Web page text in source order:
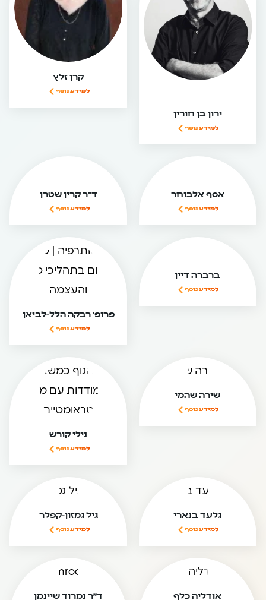
ירון בן חורין
למידע נוסף
קרן זלץ
למידע נוסף
אסף אלבוחר
למידע נוסף
ד״ר קרין שטרן
למידע נוסף
ברברה דיין
למידע נוסף
פרופ' רבקה הלל-לביאן
למידע נוסף
שירה שהמי
למידע נוסף
נילי קורש
למידע נוסף
גלעד בנארי
למידע נוסף
גיל גמזון-קפלר
למידע נוסף
אודליה כלף ד”ר נמרוד שיינמן